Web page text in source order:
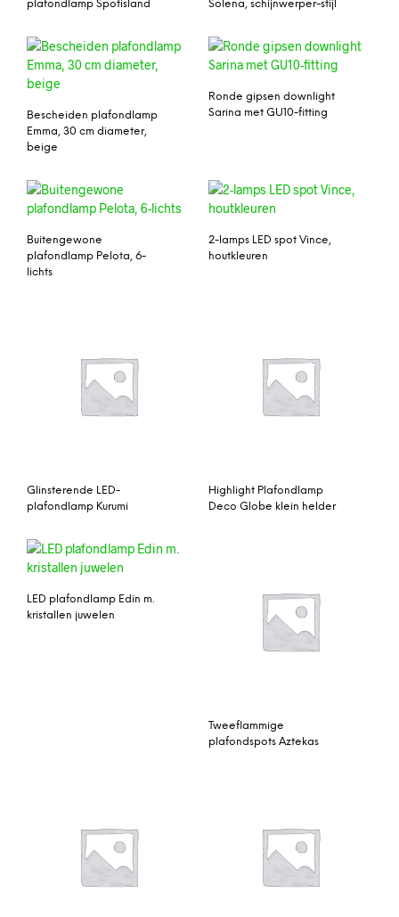
plafondlamp Spotisland Solena, schijnwerper-stijl
Bescheiden plafondlamp
Emma, 30 cm diameter,
beige
Ronde gipsen downlight
Sarina met GU10-fitting
Buitengewone
plafondlamp Pelota, 6-
lichts
2-lamps LED spot Vince,
houtkleuren
Glinsterende LED-
plafondlamp Kurumi
Highlight Plafondlamp
Deco Globe klein helder
LED plafondlamp Edin m.
kristallen juwelen
Tweeflammige
plafondspots Aztekas